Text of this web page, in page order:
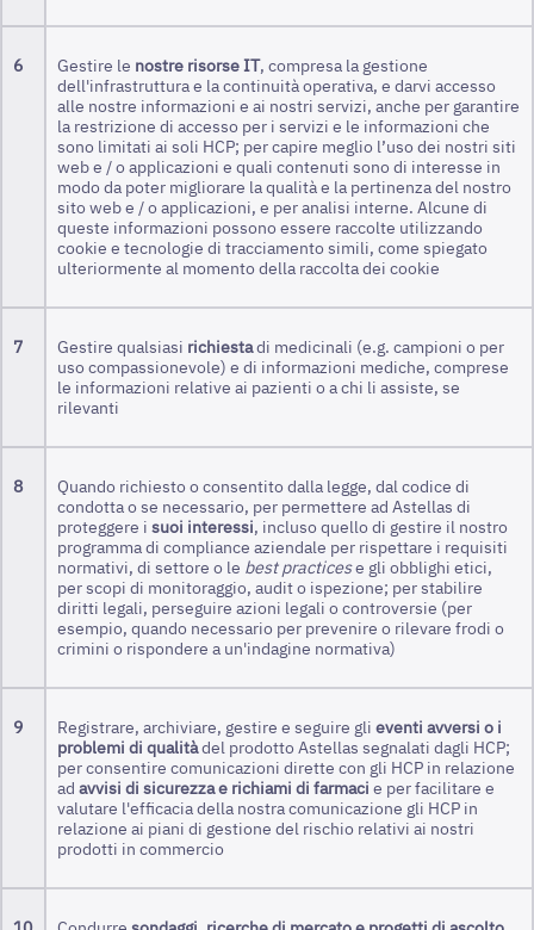
6 Gestire le nostre risorse IT, compresa la gestione
dell'infrastruttura e la continuità operativa, e darvi accesso
alle nostre informazioni e ai nostri servizi, anche per garantire
la restrizione di accesso per i servizi e le informazioni che
sono limitati ai soli HCP; per capire meglio l’uso dei nostri siti
web e / o applicazioni e quali contenuti sono di interesse in
modo da poter migliorare la qualità e la pertinenza del nostro
sito web e / o applicazioni, e per analisi interne. Alcune di
queste informazioni possono essere raccolte utilizzando
cookie e tecnologie di tracciamento simili, come spiegato
ulteriormente al momento della raccolta dei cookie
7 Gestire qualsiasi richiestadi medicinali (e.g. campioni o per
uso compassionevole) e di informazioni mediche, comprese
le informazioni relative ai pazienti o a chi li assiste, se
rilevanti
8
Quando richiesto o consentito dalla legge, dal codice di
condotta o se necessario, per permettere ad Astellas di
proteggere isuoi interessi, incluso quello di gestire il nostro
programma di compliance aziendale per rispettare i requisiti
normativi, di settore o le best practicese gli obblighi etici,
per scopi di monitoraggio, audit o ispezione; per stabilire
diritti legali, perseguire azioni legali o controversie (per
esempio, quando necessario per prevenire o rilevare frodi o
crimini o rispondere a un'indagine normativa)
9 Registrare, archiviare, gestire e seguire glieventi avversi o i
problemi di qualitàdel prodotto Astellas segnalati dagli HCP;
per consentire comunicazioni dirette con gli HCP in relazione
adavvisi di sicurezza e richiami di farmacie per facilitare e
valutare l'efficacia della nostra comunicazione gli HCP in
relazione ai piani di gestione del rischio relativi ai nostri
prodotti in commercio